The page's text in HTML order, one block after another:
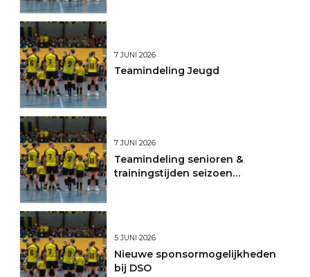
7 JUNI 2026
Teamindeling Jeugd
7 JUNI 2026
Teamindeling senioren &
trainingstijden seizoen
5 JUNI 2026
Nieuwe sponsormogelijkheden
bij DSO